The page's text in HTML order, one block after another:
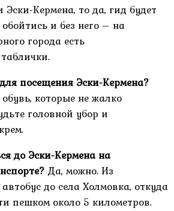
Кермена, то да, гид будет
и без него – на
города есть
посещения Эски-Кермена?
которые не жалко
головной убор и
до Эски-Кермена на
Да, можно. Из
до села Холмовка, откуда
пешком около 5 километров.